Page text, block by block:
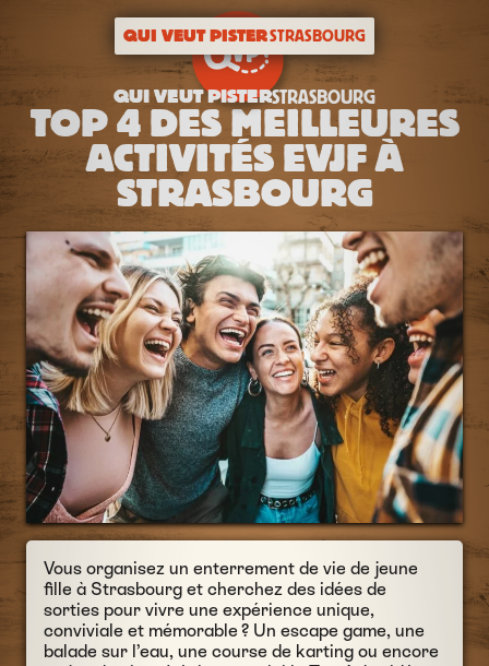
QUI VEUT PISTERSTRASBOURG
QUI VEUT PISTERSTRASBOURG
TOP 4 DES MEILLEURES
ACTIVITÉS EVJF À
STRASBOURG
Vous organisez un enterrement de vie de jeune
fille à Strasbourg et cherchez des idées de
sorties pour vivre une expérience unique,
conviviale et mémorable ? Un escape game, une
balade sur l’eau, une course de karting ou encore